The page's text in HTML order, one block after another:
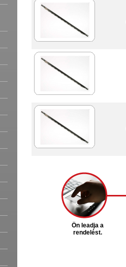
Ön leadja a
rendelést.